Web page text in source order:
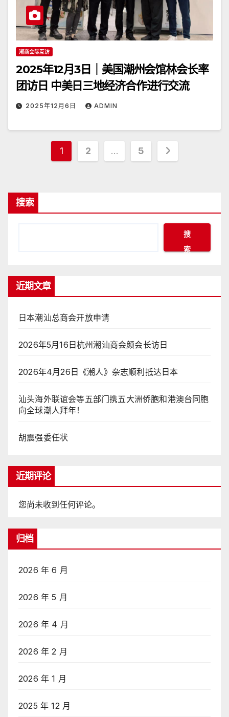
潮商会际互访
2025年12月3日｜美国潮州会馆林会长率
团访日 中美日三地经济合作进行交流
2025年12月6日 ADMIN
文
页
1 2 … 5
搜索
搜
索
近期文章
日本潮汕总商会开放申请
2026年5月16日杭州潮汕商会颜会长访日
2026年4月26日《潮人》杂志顺利抵达日本
汕头海外联谊会等五部门携五大洲侨胞和港澳台同胞
向全球潮人拜年！
胡震强委任状
近期评论
您尚未收到任何评论。
归档
2026 年 6 月
2026 年 5 月
2026 年 4 月
2026 年 2 月
2026 年 1 月
2025 年 12 月